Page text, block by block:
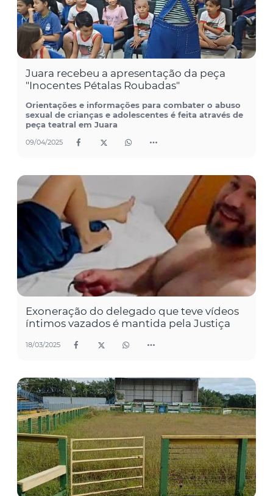
Juara recebeu a apresentação da peça
"Inocentes Pétalas Roubadas"
Orientações e informações para combater o abuso
sexual de crianças e adolescentes é feita através de
peça teatral em Juara
09/04/2025
Exoneração do delegado que teve vídeos
íntimos vazados é mantida pela Justiça
18/03/2025